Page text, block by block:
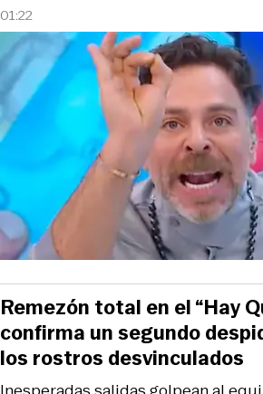
01:22
Remezón total en el “Hay
confirma un segundo
los rostros desvinculados